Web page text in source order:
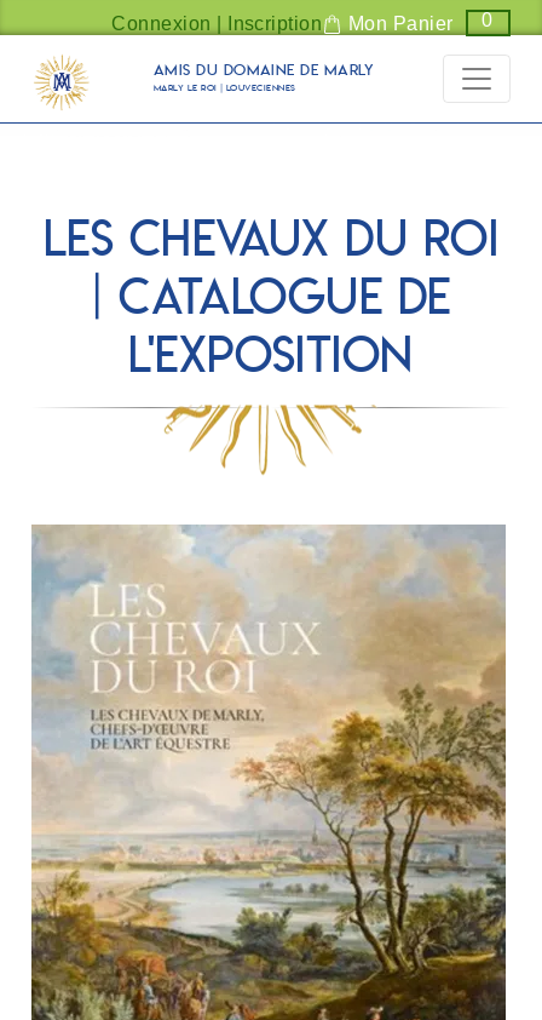
Panneau de gestion des cookies
Connexion | Inscription Mon Panier 0
Amis du Domaine de Marly
Marly Le Roi | Louveciennes
Les chevaux du Roi
| catalogue de
l'exposition